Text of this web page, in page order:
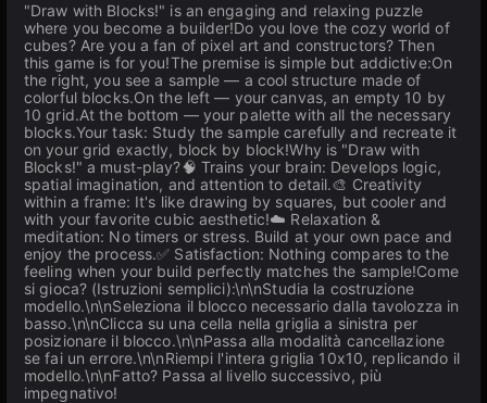
"Draw with Blocks!" is an engaging and relaxing puzzle
where you become a builder!Do you love the cozy world of
cubes? Are you a fan of pixel art and constructors? Then
this game is for you!The premise is simple but addictive:On
the right, you see a sample — a cool structure made of
colorful blocks.On the left — your canvas, an empty 10 by
10 grid.At the bottom — your palette with all the necessary
blocks.Your task: Study the sample carefully and recreate it
on your grid exactly, block by block!Why is "Draw with
Blocks!" a must-play?🧠 Trains your brain: Develops logic,
spatial imagination, and attention to detail.🎨 Creativity
within a frame: It's like drawing by squares, but cooler and
with your favorite cubic aesthetic!☁️ Relaxation &
meditation: No timers or stress. Build at your own pace and
enjoy the process.✅ Satisfaction: Nothing compares to the
feeling when your build perfectly matches the sample!Come
si gioca? (Istruzioni semplici):\n\nStudia la costruzione
modello.\n\nSeleziona il blocco necessario dalla tavolozza in
basso.\n\nClicca su una cella nella griglia a sinistra per
posizionare il blocco.\n\nPassa alla modalità cancellazione
se fai un errore.\n\nRiempi l'intera griglia 10x10, replicando il
modello.\n\nFatto? Passa al livello successivo, più
impegnativo!